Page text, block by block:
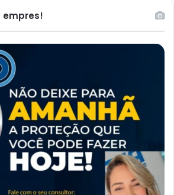
empres!